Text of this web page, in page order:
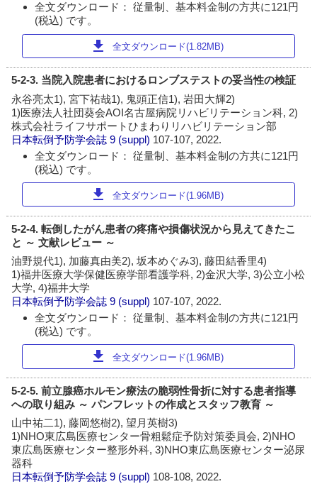
全文ダウンロード： 従量制、基本料金制の方共に121円
(税込) です。
download 全文ダウンロード(1.82MB)
5-2-3. 当院入院患者におけるロンブステストの妥当性の検証
永谷亮太1), 宮下祐哉1), 鬼頭正信1), 岩田大輝2)
1)医療法人社団葵会AOI名古屋病院リハビリテーション科, 2)
株式会社ライフサポートひまわりリハビリテーション部
日本転倒予防学会誌 9 (suppl) 107-107, 2022.
全文ダウンロード： 従量制、基本料金制の方共に121円
(税込) です。
download 全文ダウンロード(1.96MB)
5-2-4. 転倒したがん患者の疼痛や損傷状況から見えてきたこ
と ～ 文献レビュー ～
油野規代1), 加藤真由美2), 坂本めぐみ3), 藤田結香里4)
1)福井医療大学保健医療学部看護学科, 2)金沢大学, 3)公立小松
大学, 4)福井大学
日本転倒予防学会誌 9 (suppl) 107-107, 2022.
全文ダウンロード： 従量制、基本料金制の方共に121円
(税込) です。
download 全文ダウンロード(1.96MB)
5-2-5. 前立腺癌ホルモン療法の脆弱性骨折に対する患者指導
への取り組み ～ パンフレットの作成とスタッフ教育 ～
山中祐二1), 藤岡悠樹2), 望月英樹3)
1)NHO東広島医療センター骨粗鬆症予防対策委員会, 2)NHO
東広島医療センター整形外科, 3)NHO東広島医療センター泌尿
器科
日本転倒予防学会誌 9 (suppl) 108-108, 2022.